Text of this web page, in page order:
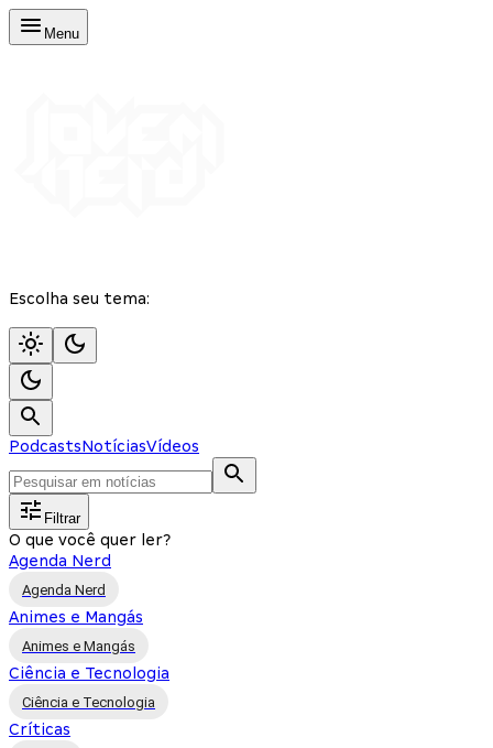
Menu
Escolha seu tema:
PodcastsNotíciasVídeos
Filtrar
O que você quer ler?
Agenda Nerd
Agenda Nerd
Animes e Mangás
Animes e Mangás
Ciência e Tecnologia
Ciência e Tecnologia
Críticas